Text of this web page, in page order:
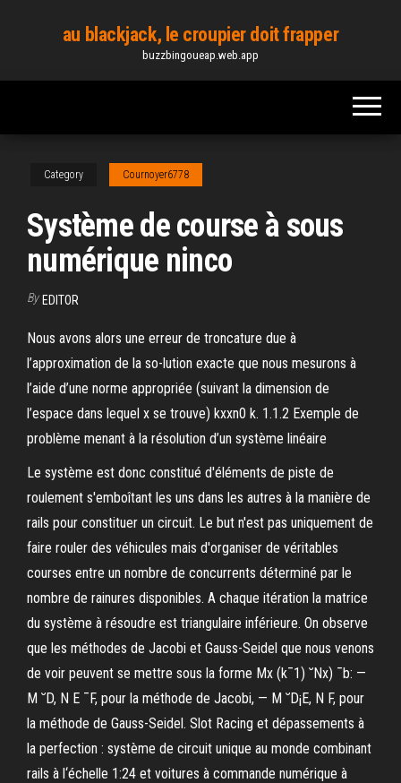
content
au blackjack, le croupier doit frapper
buzzbingoueap.web.app
Category Cournoyer6778
Système de course à sous
numérique ninco
By EDITOR
Nous avons alors une erreur de troncature due à
l’approximation de la so-lution exacte que nous mesurons à
l’aide d’une norme appropriée (suivant la dimension de
l’espace dans lequel x se trouve) kxxn0 k. 1.1.2 Exemple de
problème menant à la résolution d’un système linéaire
Le système est donc constitué d'éléments de piste de
roulement s'emboîtant les uns dans les autres à la manière de
rails pour constituer un circuit. Le but n'est pas uniquement de
faire rouler des véhicules mais d'organiser de véritables
courses entre un nombre de concurrents déterminé par le
nombre de rainures disponibles. A chaque itération la matrice
du système à résoudre est triangulaire inférieure. On observe
que les méthodes de Jacobi et Gauss-Seidel que nous venons
de voir peuvent se mettre sous la forme Mx (k¯1) ˘Nx) ¯b: —
M ˘D, N E ¯F, pour la méthode de Jacobi, — M ˘D¡E, N F, pour
la méthode de Gauss-Seidel. Slot Racing et dépassements à
la perfection : système de circuit unique au monde combinant
rails à l‘échelle 1:24 et voitures à commande numérique à